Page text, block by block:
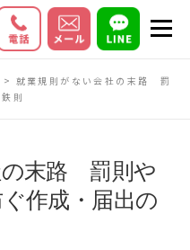
メニ
容 料金
> 就業規則がない会社の末路 罰
則
の末路 罰則や
作成・届出の